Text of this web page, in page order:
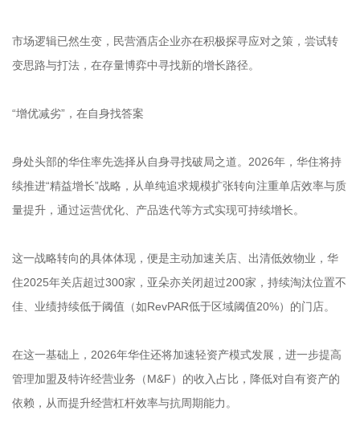
市场逻辑已然生变，民营酒店企业亦在积极探寻应对之策，尝试转
变思路与打法，在存量博弈中寻找新的增长路径。
“增优减劣”，在自身找答案
身处头部的华住率先选择从自身寻找破局之道。2026年，华住将持
续推进“精益增长”战略，从单纯追求规模扩张转向注重单店效率与质
量提升，通过运营优化、产品迭代等方式实现可持续增长。
这一战略转向的具体体现，便是主动加速关店、出清低效物业，华
住2025年关店超过300家，亚朵亦关闭超过200家，持续淘汰位置不
佳、业绩持续低于阈值（如RevPAR低于区域阈值20%）的门店。
在这一基础上，2026年华住还将加速轻资产模式发展，进一步提高
管理加盟及特许经营业务（M&F）的收入占比，降低对自有资产的
依赖，从而提升经营杠杆效率与抗周期能力。